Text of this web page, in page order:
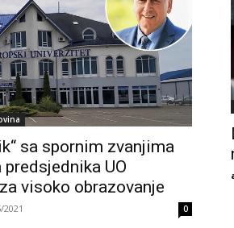
sa spornim zvanjima
UO
visoko obrazovanje
2021 0